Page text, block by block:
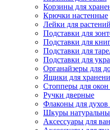
Корзины для
Крючки настенные
Лейки для растений
Подставки для
Подставки для
Подставки для
Подставки для
Органайзеры для
Ящики для
Стопперы для окон
Ручки дверные
Флаконы для
Шкуры
Аксессуары для